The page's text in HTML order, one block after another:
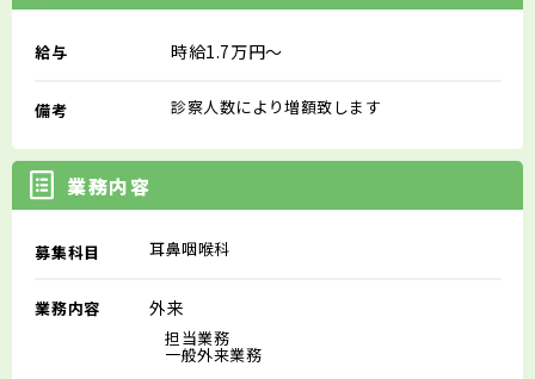
給与 時給1.7万円～
備考 診察人数により増額致します
業務内容
募集科目 耳鼻咽喉科
業務内容 外来
担当業務
一般外来業務